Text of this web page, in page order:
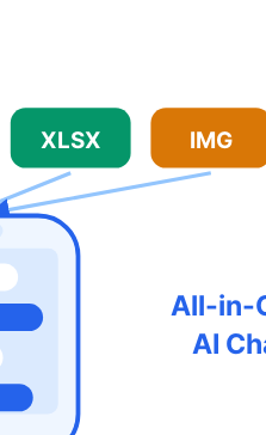
XLSX IMG
All-in-
AI